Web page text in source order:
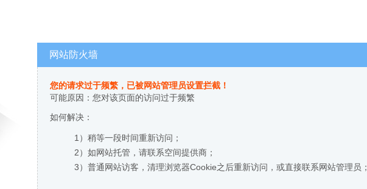
网站防火墙
您的请求过于频繁，已被网站管理员设置拦截！
可能原因：您对该页面的访问过于频繁
如何解决：
1）稍等一段时间重新访问；
2）如网站托管，请联系空间提供商；
3）普通网站访客，清理浏览器Cookie之后重新访问，或直接联系网站管理员；